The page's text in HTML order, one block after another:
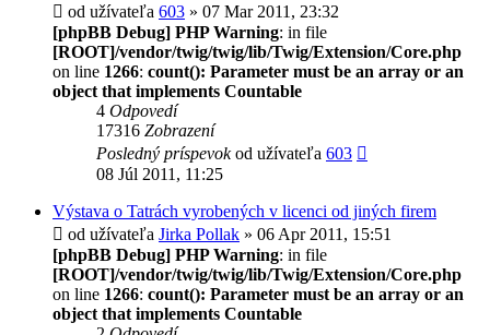
od užívateľa 603 » 07 Mar 2011, 23:32
[phpBB Debug] PHP Warning: in file
[ROOT]/vendor/twig/twig/lib/Twig/Extension/Core.php
on line 1266: count(): Parameter must be an array or an
object that implements Countable
4 Odpovedí
17316 Zobrazení
Posledný príspevokod užívateľa 603
08 Júl 2011, 11:25
Výstava o Tatrách vyrobených v licenci od jiných firem
od užívateľa Jirka Pollak » 06 Apr 2011, 15:51
[phpBB Debug] PHP Warning: in file
[ROOT]/vendor/twig/twig/lib/Twig/Extension/Core.php
on line 1266: count(): Parameter must be an array or an
object that implements Countable